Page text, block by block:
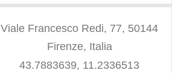
Viale Francesco Redi, 77, 50144
Firenze, Italia
43.7883639, 11.2336513